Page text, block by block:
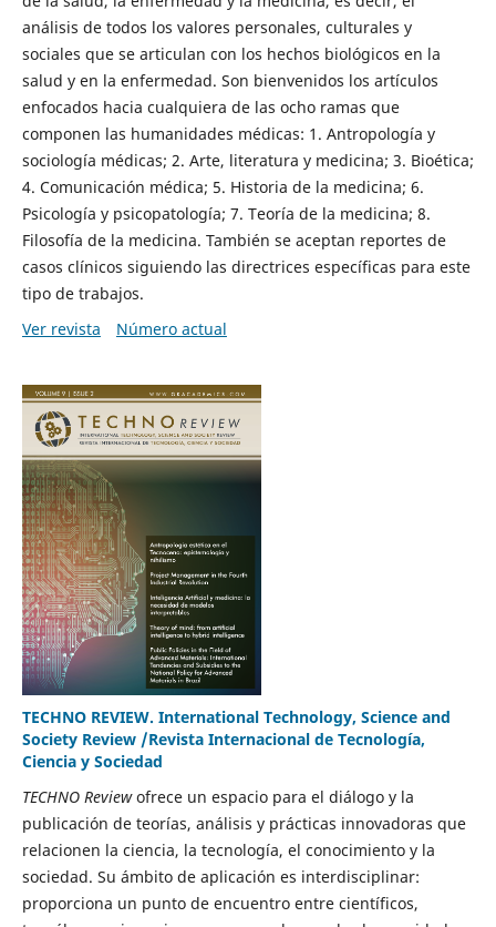
análisis de todos los valores personales, culturales y
sociales que se articulan con los hechos biológicos en la
salud y en la enfermedad. Son bienvenidos los artículos
enfocados hacia cualquiera de las ocho ramas que
componen las humanidades médicas: 1. Antropología y
sociología médicas; 2. Arte, literatura y medicina; 3. Bioética;
4. Comunicación médica; 5. Historia de la medicina; 6.
Psicología y psicopatología; 7. Teoría de la medicina; 8.
Filosofía de la medicina. También se aceptan reportes de
casos clínicos siguiendo las directrices específicas para este
tipo de trabajos.
Ver revista
Número actual
TECHNO REVIEW. International Technology, Science and
Society Review /Revista Internacional de Tecnología,
Ciencia y Sociedad
TECHNO Reviewofrece un espacio para el diálogo y la
publicación de teorías, análisis y prácticas innovadoras que
relacionen la ciencia, la tecnología, el conocimiento y la
sociedad. Su ámbito de aplicación es interdisciplinar:
proporciona un punto de encuentro entre científicos,